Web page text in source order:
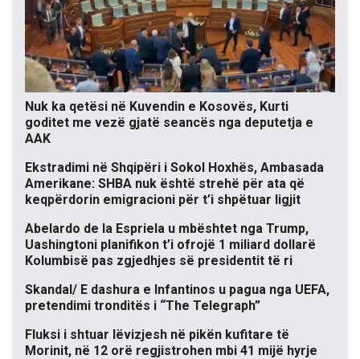
Nuk ka qetësi në Kuvendin e Kosovës, Kurti
goditet me vezë gjatë seancës nga deputetja e
AAK
Ekstradimi në Shqipëri i Sokol Hoxhës, Ambasada
Amerikane: SHBA nuk është strehë për ata që
keqpërdorin emigracioni për t’i shpëtuar ligjit
Abelardo de la Espriela u mbështet nga Trump,
Uashingtoni planifikon t’i ofrojë 1 miliard dollarë
Kolumbisë pas zgjedhjes së presidentit të ri
Skandal/ E dashura e Infantinos u pagua nga UEFA,
pretendimi tronditës i “The Telegraph”
Fluksi i shtuar lëvizjesh në pikën kufitare të
Morinit, në 12 orë regjistrohen mbi 41 mijë hyrje